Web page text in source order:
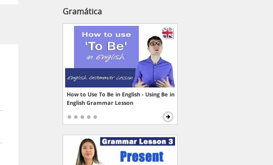
Gramática
How to Use To Be in English - Using Be in
English Grammar Lesson